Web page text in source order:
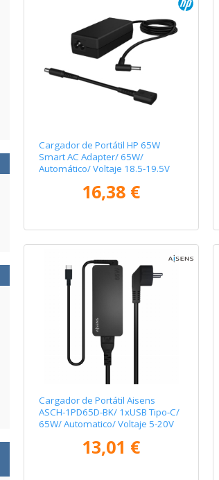
Cargador de Portátil HP 65W
Smart AC Adapter/ 65W/
Automático/ Voltaje 18.5-19.5V
16,38 €
Cargador de Portátil Aisens
ASCH-1PD65D-BK/ 1xUSB Tipo-C/
65W/ Automatico/ Voltaje 5-20V
13,01 €